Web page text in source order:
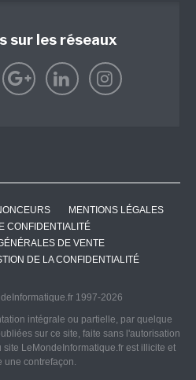
sur les réseaux
MENTIONS LÉGALES
CONFIDENTIALITÉ
DE VENTE
DE LA CONFIDENTIALITÉ
1997-2026
intégrale ou partielle, par quelque
sur ce site, faite sans l'autorisation
LeMondeInformatique.fr est illicite et
une contrefaçon.